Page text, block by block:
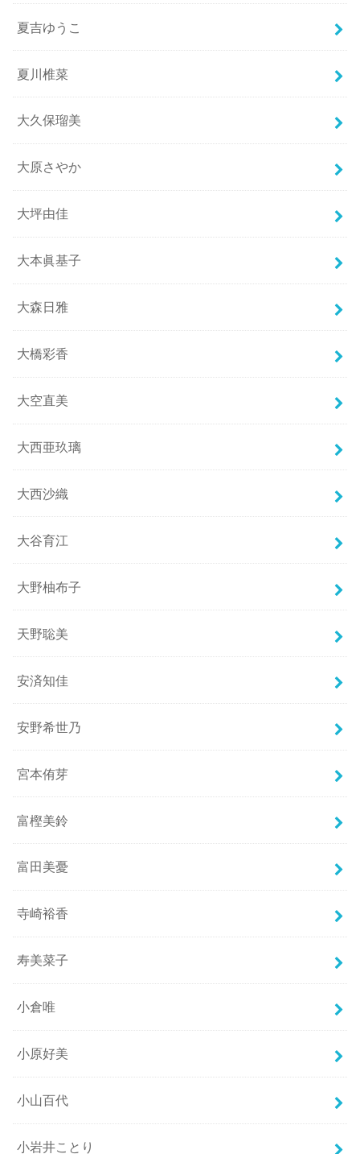
夏吉ゆうこ
夏川椎菜
大久保瑠美
大原さやか
大坪由佳
大本眞基子
大森日雅
大橋彩香
大空直美
大西亜玖璃
大西沙織
大谷育江
大野柚布子
天野聡美
安済知佳
安野希世乃
宮本侑芽
富樫美鈴
富田美憂
寺崎裕香
寿美菜子
小倉唯
小原好美
小山百代
小岩井ことり